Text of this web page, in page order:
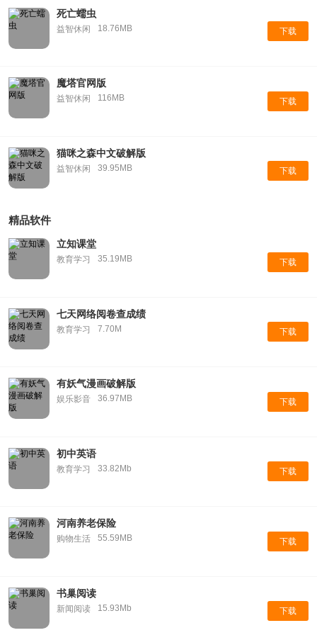
死亡蠕虫
益智休闲 18.76MB 下载
魔塔官网版
益智休闲 116MB 下载
猫咪之森中文破解版
益智休闲 39.95MB 下载
精品软件
立知课堂
教育学习 35.19MB 下载
七天网络阅卷查成绩
教育学习 7.70M 下载
有妖气漫画破解版
娱乐影音 36.97MB 下载
初中英语
教育学习 33.82Mb 下载
河南养老保险
购物生活 55.59MB 下载
书巢阅读
新闻阅读 15.93Mb 下载